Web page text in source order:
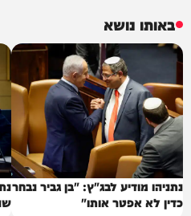
באותו נושא
נתניהו מודיע לבג"ץ: "בן גביר נבחר
כדין לא אפטר אותו"